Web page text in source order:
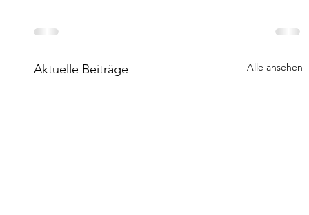
Aktuelle Beiträge Alle ansehen